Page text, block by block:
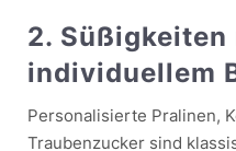
2. Süßigkeiten
individuellem
Personalisierte Pralinen,
Traubenzucker sind